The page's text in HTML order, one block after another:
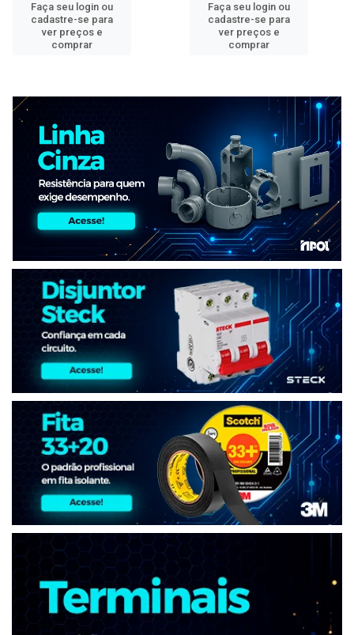
Faça seu login ou
cadastre-se para
ver preços e
comprar
Faça seu login ou
cadastre-se para
ver preços e
comprar